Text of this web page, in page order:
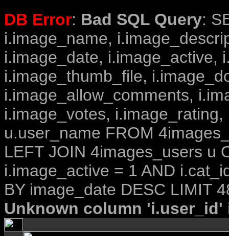
DB Error: Bad SQL Query:
i.image_name,
i.image_date, i.image_active,
i.image_thumb_file,
i.image_allow_comments,
i.image_votes,
u.user_name FROM
LEFT JOIN 4images_users u
i.image_active = 1 AND
BY image_date DESC LIMIT
Unknown column